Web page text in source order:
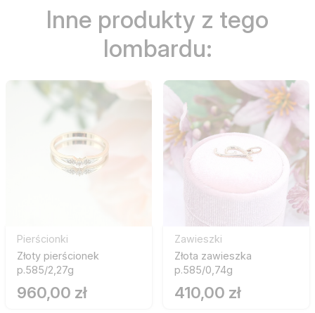
Inne produkty z tego
lombardu:
Pierścionki
Złoty pierścionek
p.585/2,27g
960,00 zł
Zawieszki
Złota zawieszka
p.585/0,74g
410,00 zł